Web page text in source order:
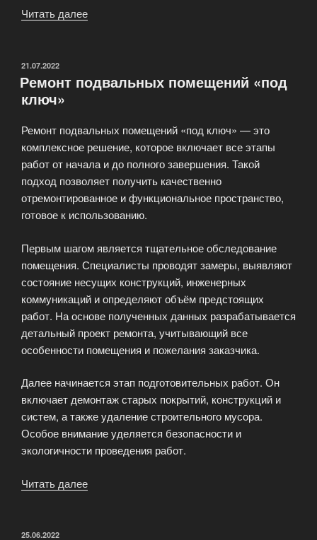
Читать далее
ОПУБЛИКОВАНО
21.07.2022
Ремонт подвальных помещений «под
ключ»
Ремонт подвальных помещений «под ключ» — это
комплексное решение, которое включает все этапы
работ от начала и до полного завершения. Такой
подход позволяет получить качественно
отремонтированное и функциональное пространство,
готовое к использованию.
Первым шагом является тщательное обследование
помещения. Специалисты проводят замеры, выявляют
состояние несущих конструкций, инженерных
коммуникаций и определяют объём предстоящих
работ. На основе полученных данных разрабатывается
детальный проект ремонта, учитывающий все
особенности помещения и пожелания заказчика.
Далее начинается этап подготовительных работ. Он
включает демонтаж старых покрытий, конструкций и
систем, а также удаление строительного мусора.
Особое внимание уделяется безопасности и
экологичности проведения работ.
Читать далее
ОПУБЛИКОВАНО
25.06.2022